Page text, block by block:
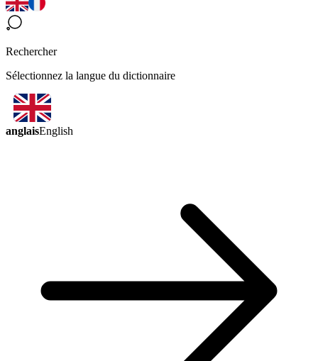
Rechercher
Sélectionnez la langue du dictionnaire
anglaisEnglish